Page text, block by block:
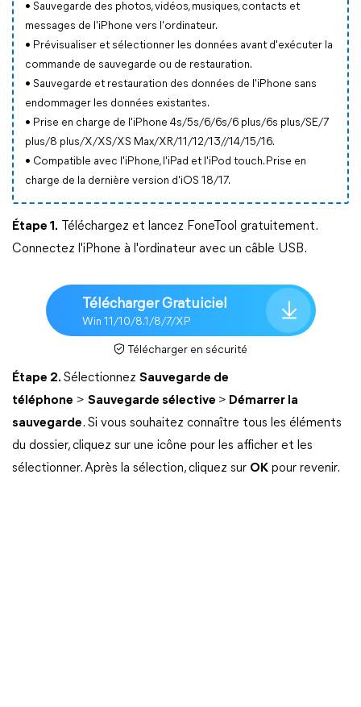
• Sauvegarde des photos, vidéos, musiques, contacts et
messages de l'iPhone vers l'ordinateur.
• Prévisualiser et sélectionner les données avant d'exécuter la
commande de sauvegarde ou de restauration.
• Sauvegarde et restauration des données de l'iPhone sans
endommager les données existantes.
• Prise en charge de l'iPhone 4s/5s/6/6s/6 plus/6s plus/SE/7
plus/8 plus/X/XS/XS Max/XR/11/12/13//14/15/16.
• Compatible avec l'iPhone, l'iPad et l'iPod touch. Prise en
charge de la dernière version d'iOS 18/17.
Étape 1. Téléchargez et lancez FoneTool gratuitement.
Connectez l'iPhone à l'ordinateur avec un câble USB.
Télécharger Gratuiciel
Win 11/10/8.1/8/7/XP
Télécharger en sécurité
Étape 2. Sélectionnez Sauvegarde de
téléphone > Sauvegarde sélective > Démarrer la
sauvegarde. Si vous souhaitez connaître tous les éléments
du dossier, cliquez sur une icône pour les afficher et les
sélectionner. Après la sélection, cliquez sur OK pour revenir.